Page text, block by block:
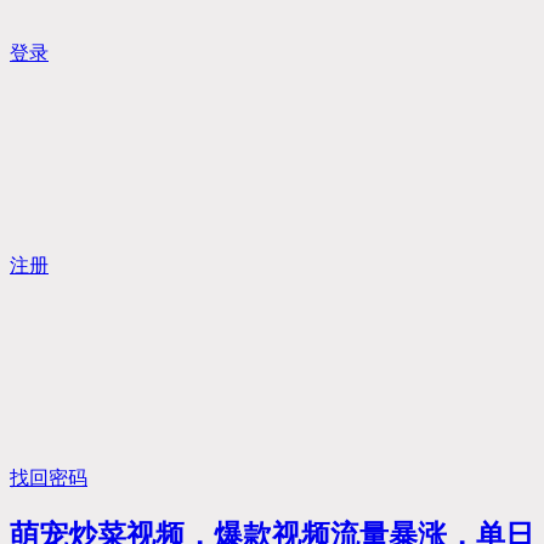
登录
注册
找回密码
萌宠炒菜视频，爆款视频流量暴涨，单日